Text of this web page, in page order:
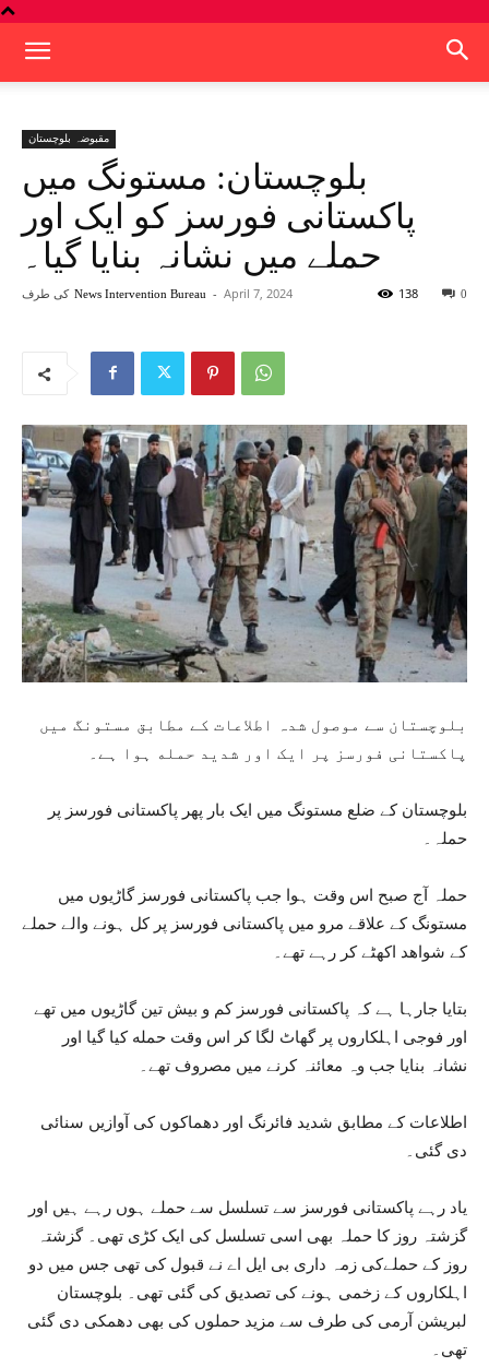
مقبوضہ بلوچستان
بلوچستان: مستونگ میں
پاکستانی فورسز کو ایک اور
حملے میں نشانہ بنایا گیا۔
کی طرف News Intervention Bureau - April 7, 2024 0
138
بلوچستان سے موصول شدہ اطلاعات کے مطابق مستونگ میں
پاکستانی فورسز پر ایک اور شدید حمله ہوا ہے۔
بلوچستان کے ضلع مستونگ میں ایک بار پھر پاکستانی فورسز پر
حملہ۔
حملہ آج صبح اس وقت ہوا جب پاکستانی فورسز گاڑیوں میں
مستونگ کے علاقے مرو میں پاکستانی فورسز پر کل ہونے والے حملے
کے شواھد اکھٹے کر رہے تھے۔
بتایا جارہا ہے کہ پاکستانی فورسز کم و بیش تین گاڑیوں میں تھے
اور فوجی اہلکاروں پر گھاٹ لگا کر اس وقت حمله کیا گیا اور
نشانہ بنایا جب وہ معائنہ کرنے میں مصروف تھے۔
اطلاعات کے مطابق شدید فائرنگ اور دھماکوں کی آوازیں سنائی
دی گئی۔
یاد رہے پاکستانی فورسز سے تسلسل سے حملے ہوں رہے ہیں اور
گزشتہ روز کا حملہ بھی اسی تسلسل کی ایک کڑی تھی۔ گزشتہ
روز کے حملےکی زمہ داری بی ایل اے نے قبول کی تھی جس میں دو
اہلکاروں کے زخمی ہونے کی تصدیق کی گئی تھی۔ بلوچستان
لبریشن آرمی کی طرف سے مزید حملوں کی بھی دھمکی دی گئی
تھی۔